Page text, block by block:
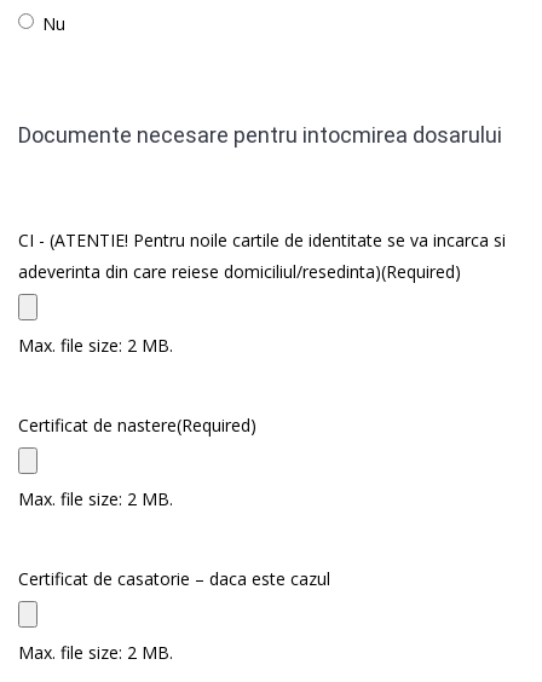
Nu
Documente necesare pentru intocmirea dosarului
CI - (ATENTIE! Pentru noile cartile de identitate se va incarca si
adeverinta din care reiese domiciliul/resedinta)(Required)
Max. file size: 2 MB.
Certificat de nastere(Required)
Max. file size: 2 MB.
Certificat de casatorie – daca este cazul
Max. file size: 2 MB.